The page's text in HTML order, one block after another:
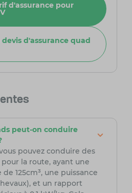
d'assurance pour
d'assurance quad
peut-on conduire
pouvez conduire des
la route, ayant une
125cm³, une puissance
et un rapport